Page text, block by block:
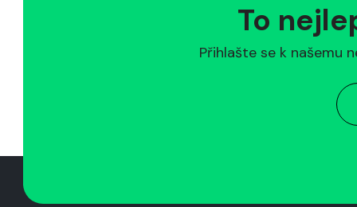
To
Přihlašte se k našemu